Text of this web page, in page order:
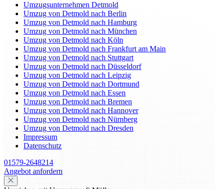
Umzugsunternehmen Detmold
Umzug von Detmold nach Berlin
Umzug von Detmold nach Hamburg
Umzug von Detmold nach München
Umzug von Detmold nach Köln
Umzug von Detmold nach Frankfurt am Main
Umzug von Detmold nach Stuttgart
Umzug von Detmold nach Düsseldorf
Umzug von Detmold nach Leipzig
Umzug von Detmold nach Dortmund
Umzug von Detmold nach Essen
Umzug von Detmold nach Bremen
Umzug von Detmold nach Hannover
Umzug von Detmold nach Nürnberg
Umzug von Detmold nach Dresden
Impressum
Datenschutz
01579-2648214
Angebot anfordern